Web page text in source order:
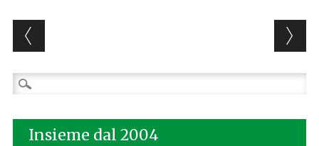
Post navigation
Ricerca
per:
Insieme dal 2004